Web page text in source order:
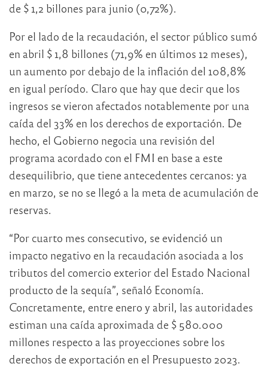
de $ 1,2 billones para junio (0,72%).
Por el lado de la recaudación, el sector público sumó
en abril $ 1,8 billones (71,9% en últimos 12 meses),
un aumento por debajo de la inflación del 108,8%
en igual período. Claro que hay que decir que los
ingresos se vieron afectados notablemente por una
caída del 33% en los derechos de exportación. De
hecho, el Gobierno negocia una revisión del
programa acordado con el FMI en base a este
desequilibrio, que tiene antecedentes cercanos: ya
en marzo, se no se llegó a la meta de acumulación de
reservas.
“Por cuarto mes consecutivo, se evidenció un
impacto negativo en la recaudación asociada a los
tributos del comercio exterior del Estado Nacional
producto de la sequía”, señaló Economía.
Concretamente, entre enero y abril, las autoridades
estiman una caída aproximada de $ 580.000
millones respecto a las proyecciones sobre los
derechos de exportación en el Presupuesto 2023.